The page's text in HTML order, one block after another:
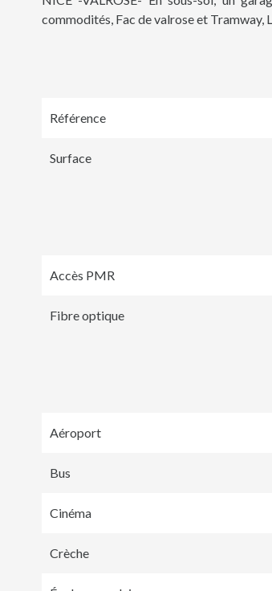
commodités, Fac de valrose et
Référence
Surface
Accès PMR
Fibre optique
Aéroport
Bus
Cinéma
Crèche